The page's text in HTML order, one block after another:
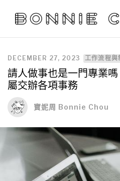
DECEMBER 27, 2023 工作流程與
請人做事也是一門專業
屬交辦各項事務
寶妮周 Bonnie Chou